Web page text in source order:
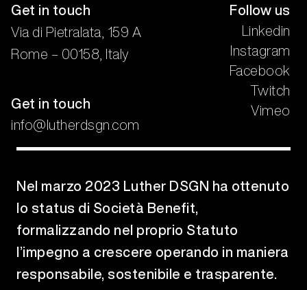
Get in touch
Via di Pietralata, 159 A
Rome – 00158, Italy
Get in touch
info@lutherdsgn.com
Follow us
Linkedin
Instagram
Facebook
Twitch
Vimeo
Nel marzo 2023 Luther DSGN ha ottenuto
lo status di Società Benefit,
formalizzando nel proprio Statuto
l’impegno a crescere operando in maniera
responsabile, sostenibile e trasparente.